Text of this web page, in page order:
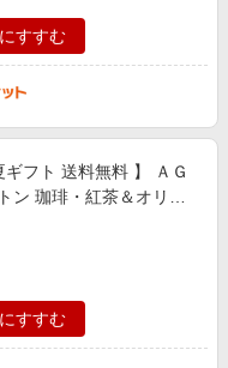
すすむ
ギフト 送料無料 】 ＡＧ
ン 珈琲・紅茶＆オリジ
ダージリンティーバッ
すすむ